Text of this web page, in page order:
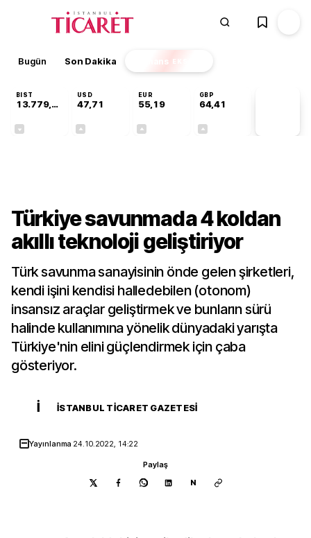
Bugün Son Dakika Finans EKSTRA
BIST
13.779,39
USD
47,71
EUR
55,19
GBP
64,41
Türkiye savunmada 4 koldan
akıllı teknoloji geliştiriyor
Türk savunma sanayisinin önde gelen şirketleri,
kendi işini kendisi halledebilen (otonom)
insansız araçlar geliştirmek ve bunların sürü
halinde kullanımına yönelik dünyadaki yarışta
Türkiye'nin elini güçlendirmek için çaba
gösteriyor.
İ İSTANBUL TICARET GAZETESI
Yayınlanma 24.10.2022, 14:22
Paylaş
N